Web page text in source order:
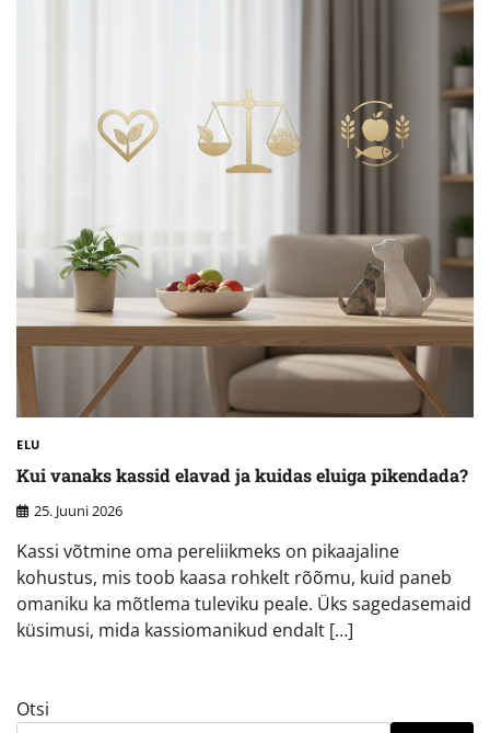
ELU
Kui vanaks kassid elavad ja kuidas eluiga pikendada?
25. Juuni 2026
Kassi võtmine oma pereliikmeks on pikaajaline
kohustus, mis toob kaasa rohkelt rõõmu, kuid paneb
omaniku ka mõtlema tuleviku peale. Üks sagedasemaid
küsimusi, mida kassiomanikud endalt […]
Otsi